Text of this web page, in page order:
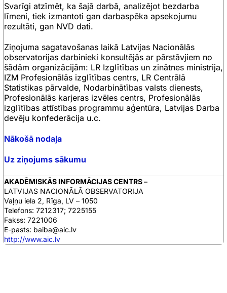
Svarīgi atzīmēt, ka šajā darbā, analizējot bezdarba
līmeni, tiek izmantoti gan darbaspēka apsekojumu
rezultāti, gan NVD dati.
Ziņojuma sagatavošanas laikā Latvijas Nacionālās
observatorijas darbinieki konsultējās ar pārstāvjiem no
šādām organizācijām: LR Izglītības un zinātnes ministrija,
IZM Profesionālās izglītības centrs, LR Centrālā
Statistikas pārvalde, Nodarbinātības valsts dienests,
Profesionālās karjeras izvēles centrs, Profesionālās
izglītības attīstības programmu aģentūra, Latvijas Darba
devēju konfederācija u.c.
Nākošā nodaļa
Uz ziņojums sākumu
AKADĒMISKĀS INFORMĀCIJAS CENTRS –
LATVIJAS NACIONĀLĀ OBSERVATORIJA
Vaļņu iela 2, Rīga, LV – 1050
Telefons: 7212317; 7225155
Fakss: 7221006
E-pasts: baiba@aic.lv
http://www.aic.lv